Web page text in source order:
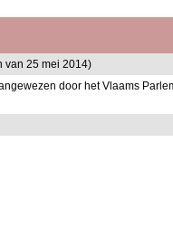
van 25 mei 2014)
door het Vlaams